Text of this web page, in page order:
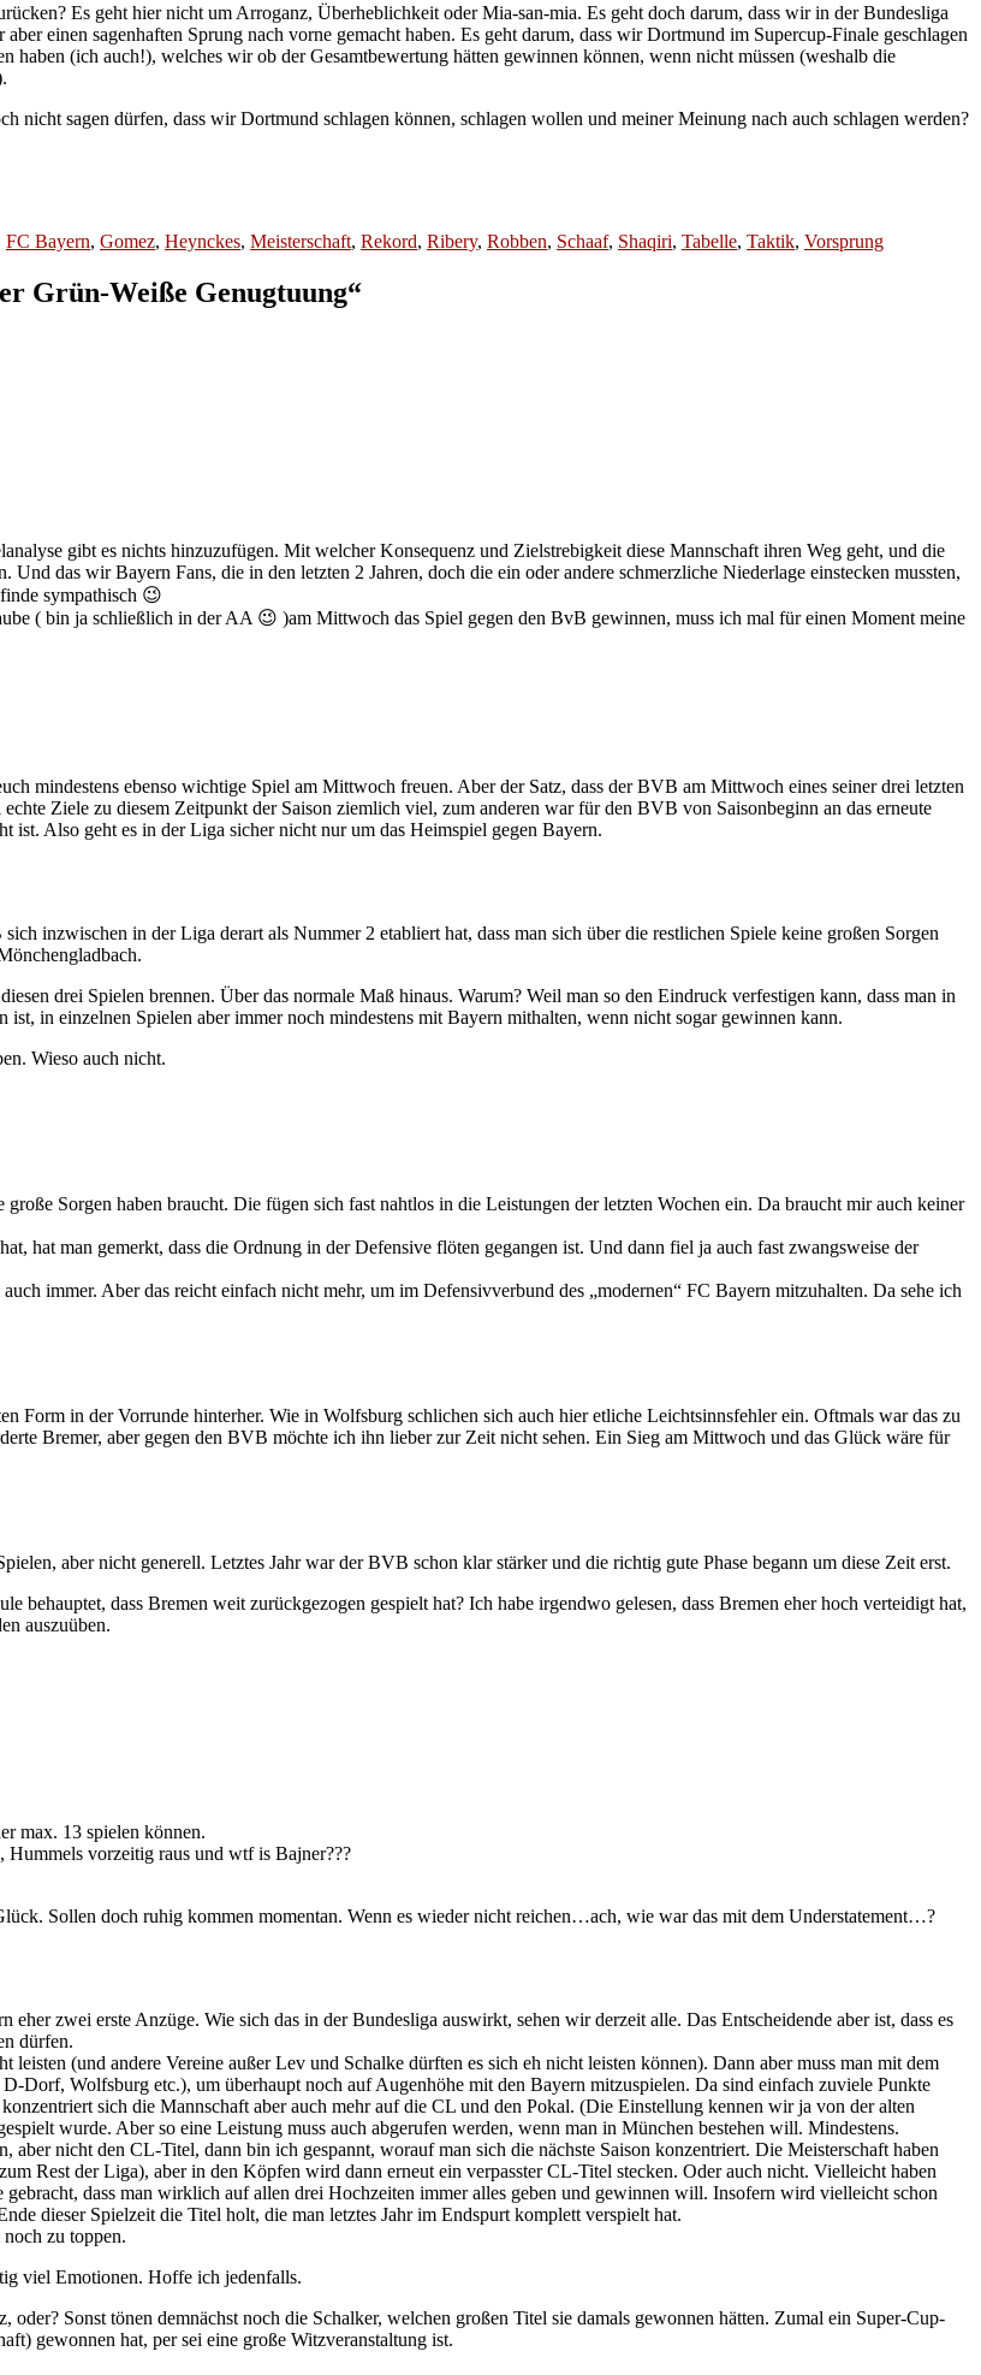
Es geht hier nicht um Arroganz, Überheblichkeit oder Mia-san-mia. Es geht doch darum, dass wir in der Bundesliga
einen sagenhaften Sprung nach vorne gemacht haben. Es geht darum, dass wir Dortmund im Supercup-Finale geschlagen
haben (ich auch!), welches wir ob der Gesamtbewertung hätten gewinnen können, wenn nicht müssen (weshalb die
sagen dürfen, dass wir Dortmund schlagen können, schlagen wollen und meiner Meinung nach auch schlagen werden?
FC Bayern, Gomez, Heynckes, Meisterschaft, Rekord, Ribery, Robben, Schaaf, Shaqiri, Tabelle, Taktik, Vorsprung
Grün-Weiße Genugtuung“
gibt es nichts hinzuzufügen. Mit welcher Konsequenz und Zielstrebigkeit diese Mannschaft ihren Weg geht, und die
Und das wir Bayern Fans, die in den letzten 2 Jahren, doch die ein oder andere schmerzliche Niederlage einstecken mussten,
sympathisch 😉
( bin ja schließlich in der AA 😉 )am Mittwoch das Spiel gegen den BvB gewinnen, muss ich mal für einen Moment meine
mindestens ebenso wichtige Spiel am Mittwoch freuen. Aber der Satz, dass der BVB am Mittwoch eines seiner drei letzten
Ziele zu diesem Zeitpunkt der Saison ziemlich viel, zum anderen war für den BVB von Saisonbeginn an das erneute
ist. Also geht es in der Liga sicher nicht nur um das Heimspiel gegen Bayern.
inzwischen in der Liga derart als Nummer 2 etabliert hat, dass man sich über die restlichen Spiele keine großen Sorgen
drei Spielen brennen. Über das normale Maß hinaus. Warum? Weil man so den Eindruck verfestigen kann, dass man in
in einzelnen Spielen aber immer noch mindestens mit Bayern mithalten, wenn nicht sogar gewinnen kann.
Wieso auch nicht.
Sorgen haben braucht. Die fügen sich fast nahtlos in die Leistungen der letzten Wochen ein. Da braucht mir auch keiner
hat man gemerkt, dass die Ordnung in der Defensive flöten gegangen ist. Und dann fiel ja auch fast zwangsweise der
immer. Aber das reicht einfach nicht mehr, um im Defensivverbund des „modernen“ FC Bayern mitzuhalten. Da sehe ich
Form in der Vorrunde hinterher. Wie in Wolfsburg schlichen sich auch hier etliche Leichtsinnsfehler ein. Oftmals war das zu
Bremer, aber gegen den BVB möchte ich ihn lieber zur Zeit nicht sehen. Ein Sieg am Mittwoch und das Glück wäre für
aber nicht generell. Letztes Jahr war der BVB schon klar stärker und die richtig gute Phase begann um diese Zeit erst.
behauptet, dass Bremen weit zurückgezogen gespielt hat? Ich habe irgendwo gelesen, dass Bremen eher hoch verteidigt hat,
auszuüben.
max. 13 spielen können.
Hummels vorzeitig raus und wtf is Bajner???
Sollen doch ruhig kommen momentan. Wenn es wieder nicht reichen…ach, wie war das mit dem Understatement…?
zwei erste Anzüge. Wie sich das in der Bundesliga auswirkt, sehen wir derzeit alle. Das Entscheidende aber ist, dass es
dürfen.
(und andere Vereine außer Lev und Schalke dürften es sich eh nicht leisten können). Dann aber muss man mit dem
Dorf, Wolfsburg etc.), um überhaupt noch auf Augenhöhe mit den Bayern mitzuspielen. Da sind einfach zuviele Punkte
sich die Mannschaft aber auch mehr auf die CL und den Pokal. (Die Einstellung kennen wir ja von der alten
wurde. Aber so eine Leistung muss auch abgerufen werden, wenn man in München bestehen will. Mindestens.
aber nicht den CL-Titel, dann bin ich gespannt, worauf man sich die nächste Saison konzentriert. Die Meisterschaft haben
Rest der Liga), aber in den Köpfen wird dann erneut ein verpasster CL-Titel stecken. Oder auch nicht. Vielleicht haben
dass man wirklich auf allen drei Hochzeiten immer alles geben und gewinnen will. Insofern wird vielleicht schon
dieser Spielzeit die Titel holt, die man letztes Jahr im Endspurt komplett verspielt hat.
zu toppen.
viel Emotionen. Hoffe ich jedenfalls.
Sonst tönen demnächst noch die Schalker, welchen großen Titel sie damals gewonnen hätten. Zumal ein Super-Cup-
gewonnen hat, per sei eine große Witzveranstaltung ist.